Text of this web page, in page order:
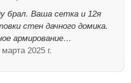
брал. Ваша сетка и 12я
стен дачного домика.
армирование…
марта 2025 г.